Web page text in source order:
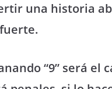
una historia
“9” será el